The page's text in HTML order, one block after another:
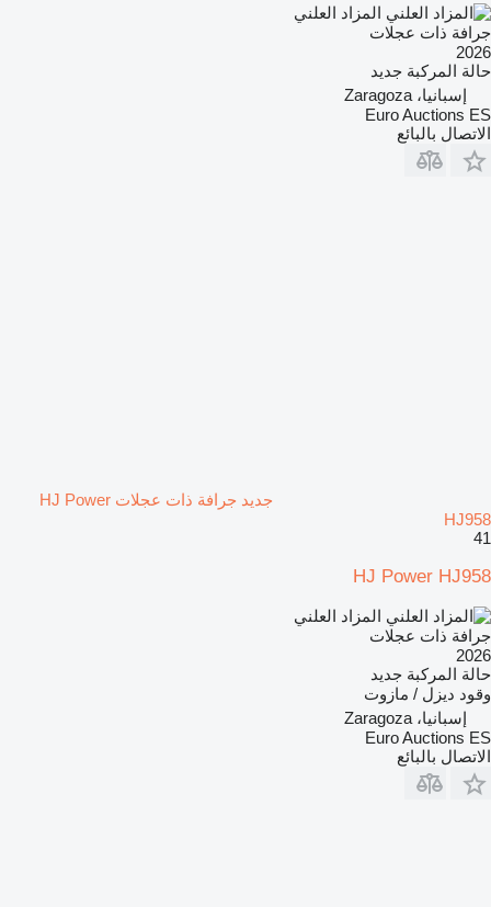
المزاد العلني
جرافة ذات عجلات
2026
حالة المركبة جديد
إسبانيا، Zaragoza
Euro Auctions ES
الاتصال بالبائع
جديد جرافة ذات عجلات HJ Power
HJ958
41
HJ Power HJ958
المزاد العلني
جرافة ذات عجلات
2026
حالة المركبة جديد
وقود ديزل / مازوت
إسبانيا، Zaragoza
Euro Auctions ES
الاتصال بالبائع